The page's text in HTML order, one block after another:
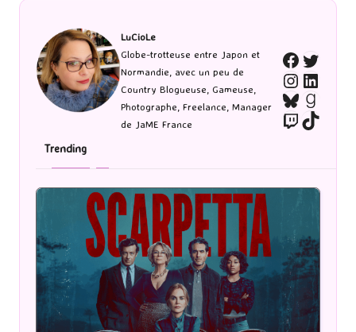
LuCioLe
Globe-trotteuse entre Japon et
Normandie, avec un peu de
Country Blogueuse, Gameuse,
Photographe, Freelance, Manager
de JaME France
Bluesky
TwitchTikTok
Trending